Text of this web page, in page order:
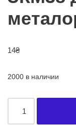
14₴
2000 в наличии